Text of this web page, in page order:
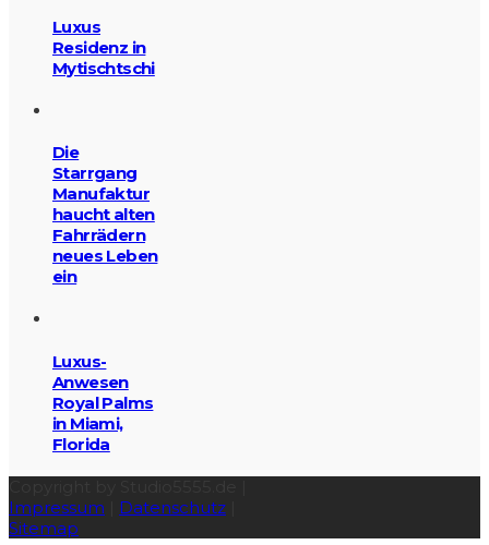
Luxus
Residenz in
Mytischtschi
Die
Starrgang
Manufaktur
haucht alten
Fahrrädern
neues Leben
ein
Luxus-
Anwesen
Royal Palms
in Miami,
Florida
Impressum
Datenschutz
Sitemap